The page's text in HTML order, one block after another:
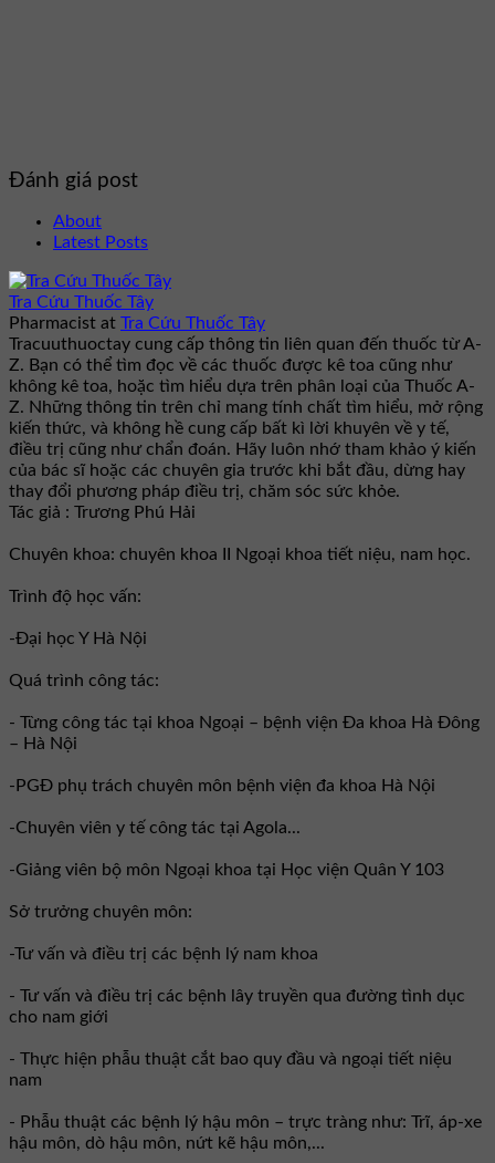
Đánh giá post
About
Latest Posts
Tra Cứu Thuốc Tây
Pharmacist at Tra Cứu Thuốc Tây
Tracuuthuoctay cung cấp thông tin liên quan đến thuốc từ A-
Z. Bạn có thể tìm đọc về các thuốc được kê toa cũng như
không kê toa, hoặc tìm hiểu dựa trên phân loại của Thuốc A-
Z. Những thông tin trên chỉ mang tính chất tìm hiểu, mở rộng
kiến thức, và không hề cung cấp bất kì lời khuyên về y tế,
điều trị cũng như chẩn đoán. Hãy luôn nhớ tham khảo ý kiến
của bác sĩ hoặc các chuyên gia trước khi bắt đầu, dừng hay
thay đổi phương pháp điều trị, chăm sóc sức khỏe.
Tác giả : Trương Phú Hải
Chuyên khoa: chuyên khoa II Ngoại khoa tiết niệu, nam học.
Trình độ học vấn:
-Đại học Y Hà Nội
Quá trình công tác:
- Từng công tác tại khoa Ngoại – bệnh viện Đa khoa Hà Đông
– Hà Nội
-PGĐ phụ trách chuyên môn bệnh viện đa khoa Hà Nội
-Chuyên viên y tế công tác tại Agola...
-Giảng viên bộ môn Ngoại khoa tại Học viện Quân Y 103
Sở trưởng chuyên môn:
-Tư vấn và điều trị các bệnh lý nam khoa
- Tư vấn và điều trị các bệnh lây truyền qua đường tình dục
cho nam giới
- Thực hiện phẫu thuật cắt bao quy đầu và ngoại tiết niệu
nam
- Phẫu thuật các bệnh lý hậu môn – trực tràng như: Trĩ, áp-xe
hậu môn, dò hậu môn, nứt kẽ hậu môn,...